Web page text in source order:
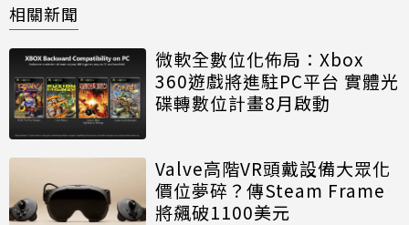
相關新聞
微軟全數位化佈局：Xbox
360遊戲將進駐PC平台 實體光
碟轉數位計畫8月啟動
Valve高階VR頭戴設備大眾化
價位夢碎？傳Steam Frame
將飆破1100美元